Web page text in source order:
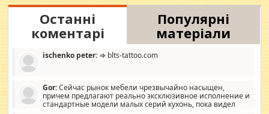
Останні
коментарі
Популярні
матеріали
ischenko peter: ⇒ blts-tattoo.com
Gor:Сейчас рынок мебели чрезвычайно насыщен,
причем предлагают реально эксклюзивное исполнение и
стандартные модели малых серий кухонь, пока видел